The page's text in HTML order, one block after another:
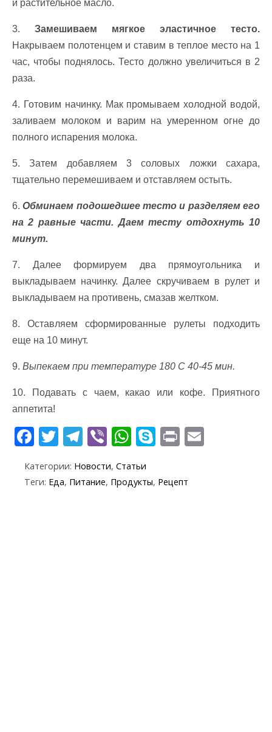
и растительное масло.
3. Замешиваем мягкое эластичное тесто.
Накрываем полотенцем и ставим в теплое место на 1
час, чтобы поднялось. Тесто должно увеличиться в 2
раза.
4. Готовим начинку. Мак промываем холодной водой,
заливаем молоком и варим на умеренном огне до
полного испарения молока.
5. Затем добавляем 3 соловых ложки сахара,
тщательно перемешиваем и отставляем остыть.
6.Обминаем подошедшее тесто и разделяем его
на 2 равные части. Даем тесту отдохнуть 10
минут.
7. Далее формируем два прямоугольника и
выкладываем начинку. Далее скручиваем в рулет и
выкладываем на противень, смазав желтком.
8. Оставляем сформированные рулеты подходить
еще на 10 минут.
9. Выпекаем при температуре 180 С 40-45 мин.
10. Подавать с чаем, какао или кофе. Приятного
аппетита!
F
e
T
itt
er
T
e
Vi
er
W
at
s
S
y
Pr
t
Категории: Новости, Статьи
Теги: Еда, Питание, Продукты, Рецепт